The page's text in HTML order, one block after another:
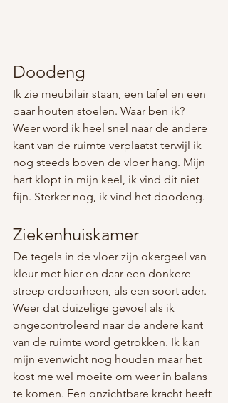
Doodeng
Ik zie meubilair staan, een tafel en een
paar houten stoelen. Waar ben ik?
Weer word ik heel snel naar de andere
kant van de ruimte verplaatst terwijl ik
nog steeds boven de vloer hang. Mijn
hart klopt in mijn keel, ik vind dit niet
fijn. Sterker nog, ik vind het doodeng.
Ziekenhuiskamer
De tegels in de vloer zijn okergeel van
kleur met hier en daar een donkere
streep erdoorheen, als een soort ader.
Weer dat duizelige gevoel als ik
ongecontroleerd naar de andere kant
van de ruimte word getrokken. Ik kan
mijn evenwicht nog houden maar het
kost me wel moeite om weer in balans
te komen. Een onzichtbare kracht heeft